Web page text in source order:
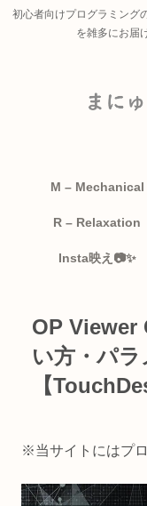
初心者向けプログラミング
を雑多にお届
M – Mechanical
R – Relaxation
Insta映え📷✨
OP Viewer
い方・パ
【
※当サイトにはプ